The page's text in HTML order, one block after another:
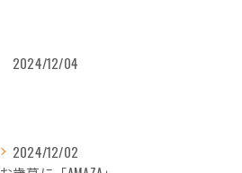
2024/12/04
2024/12/02